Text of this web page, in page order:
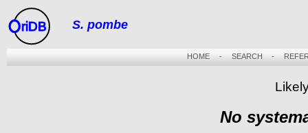
riDB S. pombe
HOME- SEARCH -
No